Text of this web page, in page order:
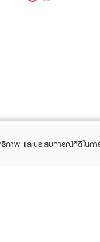
ภาพ และประสบการณ์ที่ดีใน